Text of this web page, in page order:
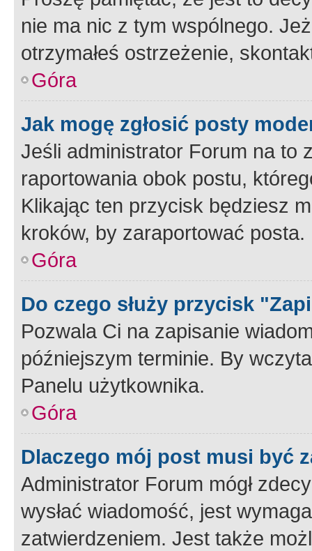
nie ma nic z tym wspólnego.
otrzymałeś ostrzeżenie,
Góra
Jak mogę zgłosić posty
Jeśli administrator Forum na to
raportowania obok postu,
Klikając ten przycisk będziesz
kroków, by zaraportować posta.
Góra
Do czego służy przycisk
Pozwala Ci na zapisanie
późniejszym terminie. By
Panelu użytkownika.
Góra
Dlaczego mój post musi być
Administrator Forum mógł
wysłać wiadomość, jest
zatwierdzeniem. Jest także